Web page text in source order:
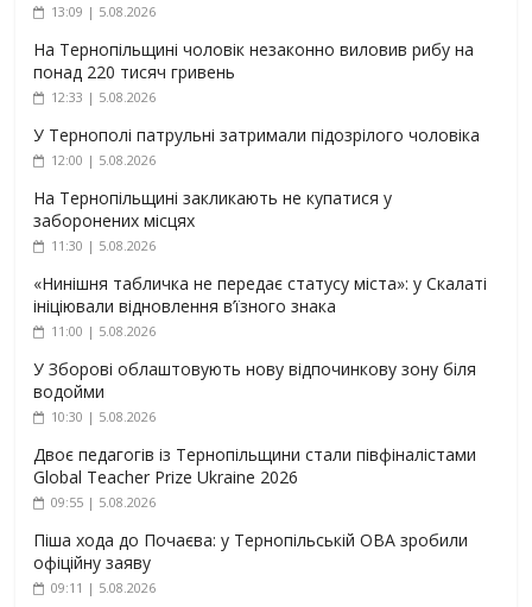
13:09 | 5.08.2026
На Тернопільщині чоловік незаконно виловив рибу на
понад 220 тисяч гривень
12:33 | 5.08.2026
У Тернополі патрульні затримали підозрілого чоловіка
12:00 | 5.08.2026
На Тернопільщині закликають не купатися у
заборонених місцях
11:30 | 5.08.2026
«Нинішня табличка не передає статусу міста»: у Скалаті
ініціювали відновлення в’їзного знака
11:00 | 5.08.2026
У Зборові облаштовують нову відпочинкову зону біля
водойми
10:30 | 5.08.2026
Двоє педагогів із Тернопільщини стали півфіналістами
Global Teacher Prize Ukraine 2026
09:55 | 5.08.2026
Піша хода до Почаєва: у Тернопільській ОВА зробили
офіційну заяву
09:11 | 5.08.2026